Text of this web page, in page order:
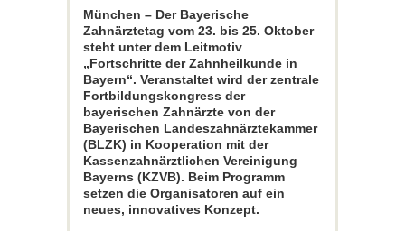
München – Der Bayerische
Zahnärztetag vom 23. bis 25. Oktober
steht unter dem Leitmotiv
„Fortschritte der Zahnheilkunde in
Bayern“. Veranstaltet wird der zentrale
Fortbildungskongress der
bayerischen Zahnärzte von der
Bayerischen Landeszahnärztekammer
(BLZK) in Kooperation mit der
Kassenzahnärztlichen Vereinigung
Bayerns (KZVB). Beim Programm
setzen die Organisatoren auf ein
neues, innovatives Konzept.